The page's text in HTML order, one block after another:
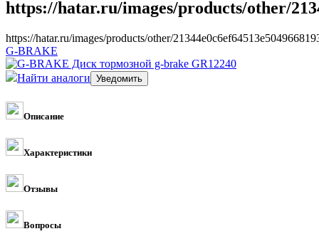
https://hatar.ru/images/products/other/
https://hatar.ru/images/products/other/
G-BRAKE
Найти аналоги
Описание
Характеристики
Отзывы
Вопросы